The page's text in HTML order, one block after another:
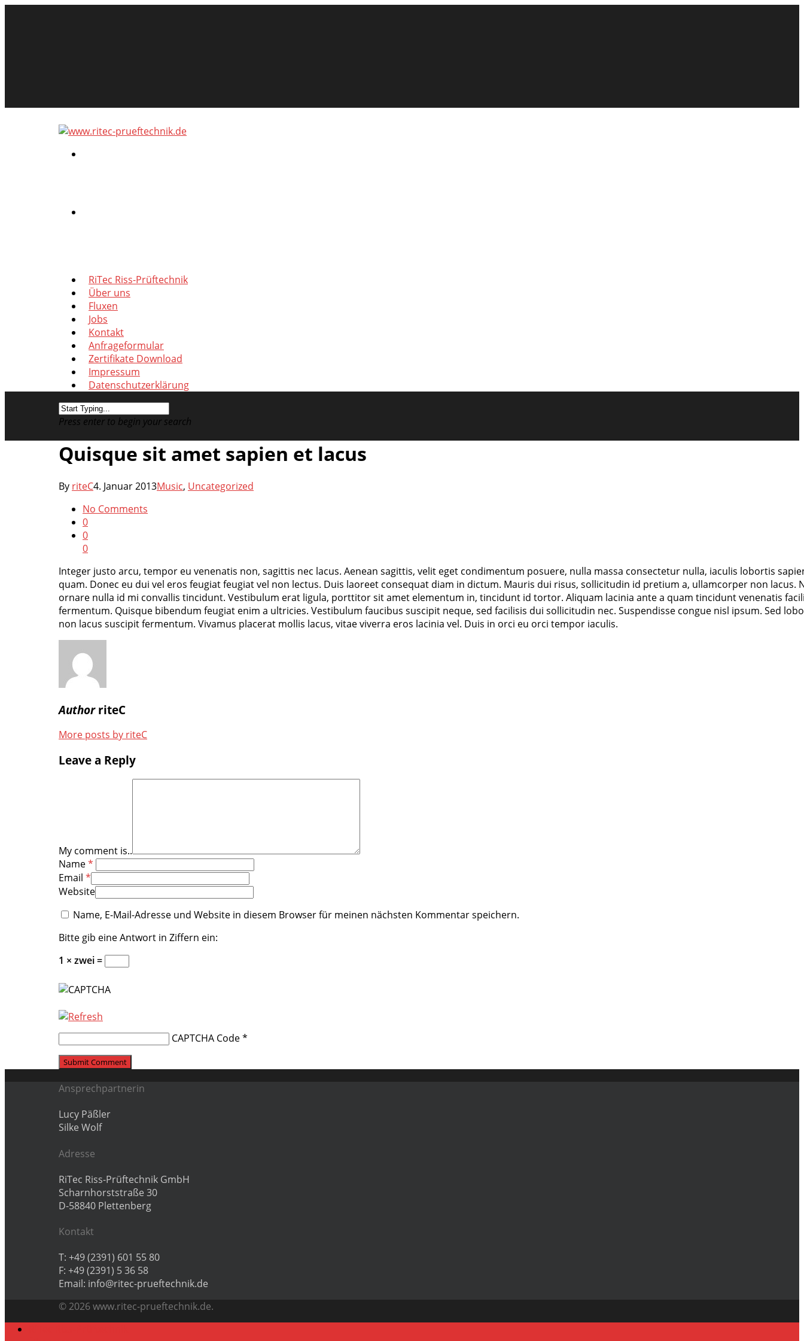
RiTec Riss-Prüftechnik
Über uns
Fluxen
Jobs
Kontakt
Anfrageformular
Zertifikate Download
Impressum
Datenschutzerklärung
Press enter to begin your search
Quisque sit amet sapien et lacus
By riteC4. Januar 2013Music, Uncategorized
No Comments
0
0
0
Integer justo arcu, tempor eu venenatis non, sagittis nec lacus. Aenean sagittis, velit eget condimentum posuere, nulla massa consectetur nulla, iaculis lobortis
quam. Donec eu dui vel eros feugiat feugiat vel non lectus. Duis laoreet consequat diam in dictum. Mauris dui risus, sollicitudin id pretium a, ullamcorper non lacus.
ornare nulla id mi convallis tincidunt. Vestibulum erat ligula, porttitor sit amet elementum in, tincidunt id tortor. Aliquam lacinia ante a quam tincidunt venenatis
fermentum. Quisque bibendum feugiat enim a ultricies. Vestibulum faucibus suscipit neque, sed facilisis dui sollicitudin nec. Suspendisse congue nisl ipsum. Sed
non lacus suscipit fermentum. Vivamus placerat mollis lacus, vitae viverra eros lacinia vel. Duis in orci eu orci tempor iaculis.
AuthorriteC
More posts by riteC
Leave a Reply
My comment is..
Name*
Email *
Website
Name, E-Mail-Adresse und Website in diesem Browser für meinen nächsten Kommentar speichern.
Bitte gib eine Antwort in Ziffern ein:
1 × zwei =
CAPTCHA Code*
Ansprechpartnerin
Lucy Päßler
Silke Wolf
Adresse
RiTec Riss-Prüftechnik GmbH
Scharnhorststraße 30
D-58840 Plettenberg
Kontakt
T: +49 (2391) 601 55 80
F: +49 (2391) 5 36 58
Email: info@ritec-prueftechnik.de
© 2026 www.ritec-prueftechnik.de.